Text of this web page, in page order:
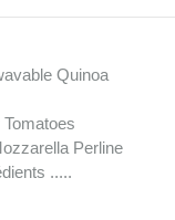
Quinoa
Perline
.....